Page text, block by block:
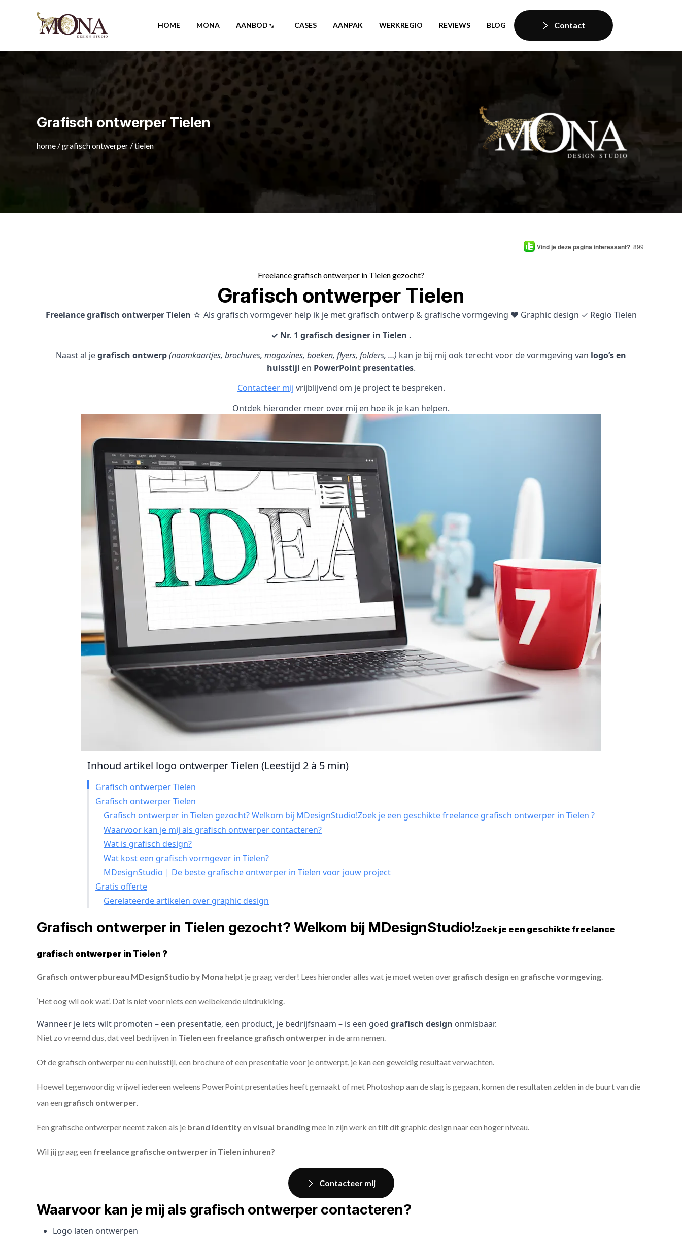
HOME MONA AANBOD CASES AANPAK WERKREGIO REVIEWS BLOG Contact
Grafisch ontwerper Tielen
home /grafisch ontwerper /tielen
Vind je deze pagina interessant? 899
Freelance grafisch ontwerper in Tielen gezocht?
Grafisch ontwerper Tielen
Freelance grafisch ontwerper Tielen ☆ Als grafisch vormgever help ik je met grafisch ontwerp & grafische vormgeving ♥ Graphic design ✓ Regio Tielen
✓ Nr. 1 grafisch designer in Tielen .
Naast al jegrafisch ontwerp(naamkaartjes, brochures, magazines, boeken, flyers, folders, …) kan je bij mij ook terecht voor de vormgeving van logo’s en
huisstijl en PowerPoint presentaties.
Contacteer mij vrijblijvend om je project te bespreken.
Ontdek hieronder meer over mij en hoe ik je kan helpen.
Inhoud artikel logo ontwerper Tielen (Leestijd 2 à 5 min)
Grafisch ontwerper Tielen
Grafisch ontwerper Tielen
Grafisch ontwerper in Tielen gezocht? Welkom bij MDesignStudio!Zoek je een geschikte freelance grafisch ontwerper in Tielen ?
Waarvoor kan je mij als grafisch ontwerper contacteren?
Wat is grafisch design?
Wat kost een grafisch vormgever in Tielen?
MDesignStudio | De beste grafische ontwerper in Tielen voor jouw project
Gratis offerte
Gerelateerde artikelen over graphic design
Grafisch ontwerper in Tielen gezocht? Welkom bij MDesignStudio!Zoek je een geschikte freelance
grafisch ontwerper in Tielen ?
Grafisch ontwerpbureau MDesignStudio by Mona helpt je graag verder! Lees hieronder alles wat je moet weten over grafisch design en grafische vormgeving.
‘Het oog wil ook wat’. Dat is niet voor niets een welbekende uitdrukking.
Wanneer je iets wilt promoten – een presentatie, een product, je bedrijfsnaam – is een goed grafisch design onmisbaar.
Niet zo vreemd dus, dat veel bedrijven in Tielen een freelance grafisch ontwerper in de arm nemen.
Of de grafisch ontwerper nu een huisstijl, een brochure of een presentatie voor je ontwerpt, je kan een geweldig resultaat verwachten.
Hoewel tegenwoordig vrijwel iedereen weleens PowerPoint presentaties heeft gemaakt of met Photoshop aan de slag is gegaan, komen de resultaten zelden in de buurt van die
van een grafisch ontwerper.
Een grafische ontwerper neemt zaken als je brand identityen visual brandingmee in zijn werk en tilt dit graphic design naar een hoger niveau.
Wil jij graag een freelance grafische ontwerper in Tielen inhuren?
Contacteer mij
Waarvoor kan je mij als grafisch ontwerper contacteren?
Logo laten ontwerpen